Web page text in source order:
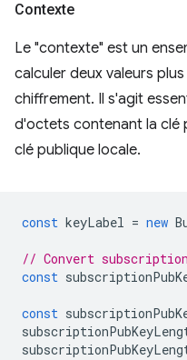
Contexte
Le "contexte" est un
calculer deux valeurs
chiffrement. Il s'agit
d'octets contenant la clé
clé publique locale.
const keyLabel = new
// Convert
const
const